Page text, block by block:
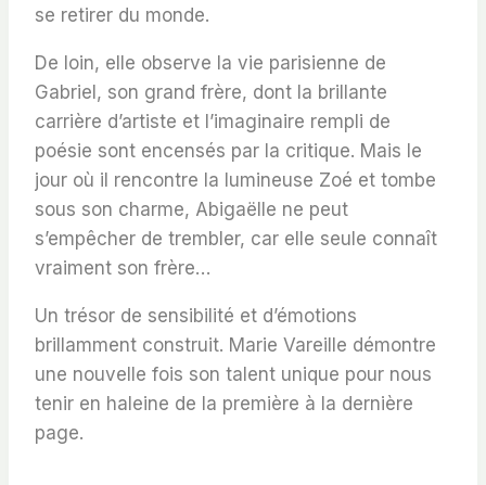
se retirer du monde.
De loin, elle observe la vie parisienne de
Gabriel, son grand frère, dont la brillante
carrière d’artiste et l’imaginaire rempli de
poésie sont encensés par la critique. Mais le
jour où il rencontre la lumineuse Zoé et tombe
sous son charme, Abigaëlle ne peut
s’empêcher de trembler, car elle seule connaît
vraiment son frère…
Un trésor de sensibilité et d’émotions
brillamment construit. Marie Vareille démontre
une nouvelle fois son talent unique pour nous
tenir en haleine de la première à la dernière
page.